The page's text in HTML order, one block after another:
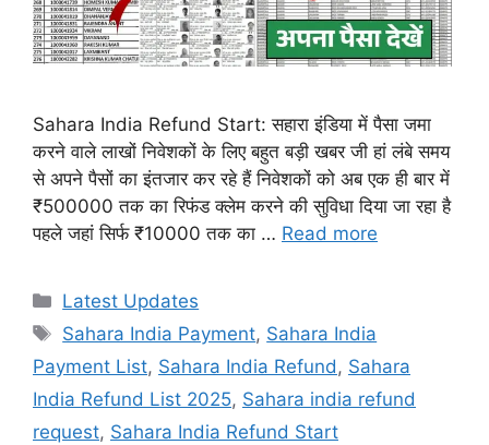
Sahara India Refund Start: सहारा इंडिया में पैसा जमा
करने वाले लाखों निवेशकों के लिए बहुत बड़ी खबर जी हां लंबे समय
से अपने पैसों का इंतजार कर रहे हैं निवेशकों को अब एक ही बार में
₹500000 तक का रिफंड क्लेम करने की सुविधा दिया जा रहा है
पहले जहां सिर्फ ₹10000 तक का … Read more
Categories
Latest Updates
Tags
Sahara India Payment, Sahara India
Payment List, Sahara India Refund, Sahara
India Refund List 2025, Sahara india refund
request, Sahara India Refund Start